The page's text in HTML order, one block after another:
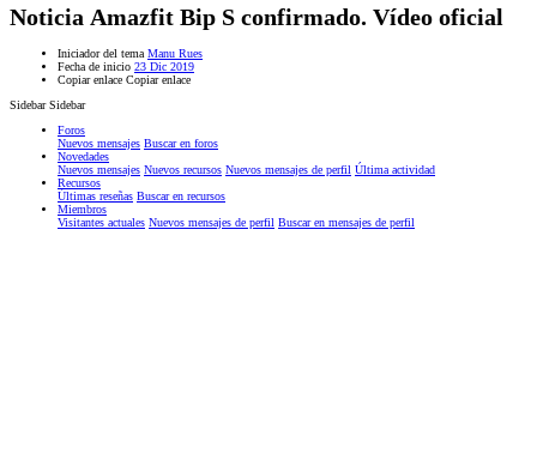
Noticia Amazfit Bip S confirmado. Vídeo oficial
Iniciador del tema Manu Rues
Fecha de inicio 23 Dic 2019
Copiar enlace Copiar enlace
Sidebar Sidebar
Foros
Nuevos mensajes Buscar en foros
Novedades
Nuevos mensajes Nuevos recursos Nuevos mensajes de perfil Última actividad
Recursos
Últimas reseñas Buscar en recursos
Miembros
Visitantes actuales Nuevos mensajes de perfil Buscar en mensajes de perfil